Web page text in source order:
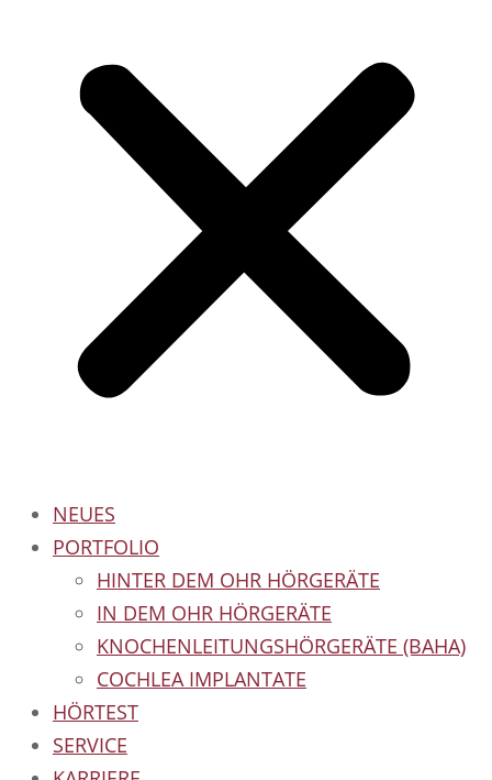
NEUES
PORTFOLIO
HINTER DEM OHR HÖRGERÄTE
IN DEM OHR HÖRGERÄTE
KNOCHENLEITUNGSHÖRGERÄTE (BAHA)
COCHLEA IMPLANTATE
HÖRTEST
SERVICE